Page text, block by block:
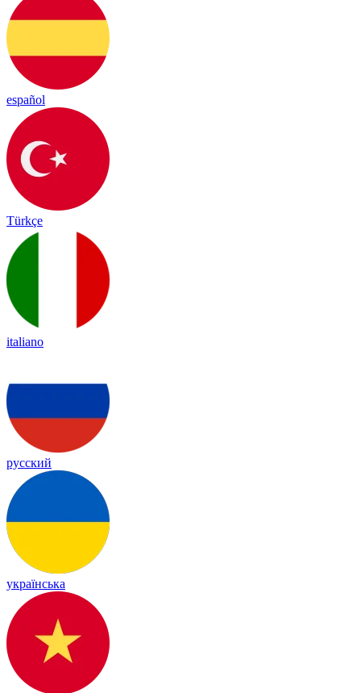
español
Türkçe
italiano
русский
українська